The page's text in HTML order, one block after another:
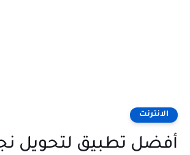
الانترنت